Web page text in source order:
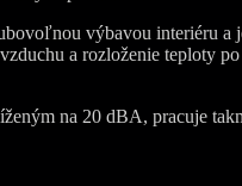
výbavou interiéru a
a rozloženie teploty
na 20 dBA, pracuje